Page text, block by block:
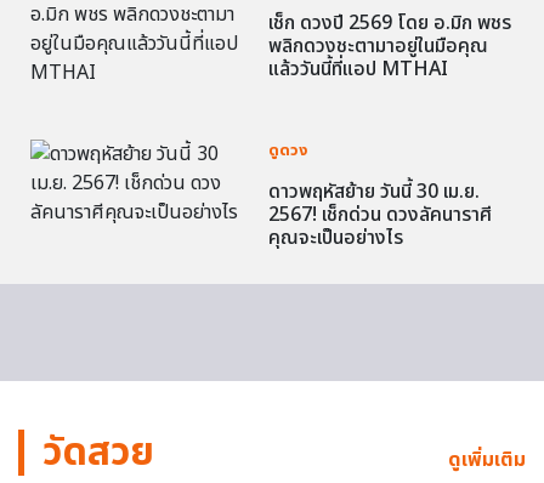
เช็ก ดวงปี 2569 โดย อ.มิก พชร
พลิกดวงชะตามาอยู่ในมือคุณ
แล้ววันนี้ที่แอป MTHAI
ดูดวง
ดาวพฤหัสย้าย วันนี้ 30 เม.ย.
2567! เช็กด่วน ดวงลัคนาราศี
คุณจะเป็นอย่างไร
วัดสวย ดูเพิ่มเติม